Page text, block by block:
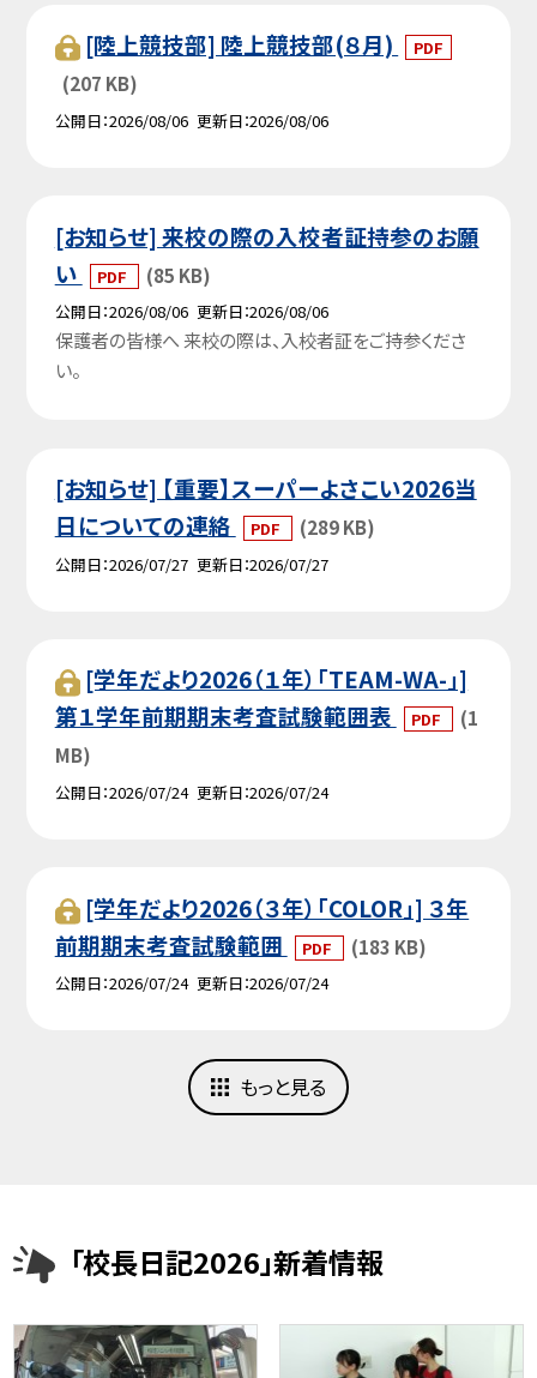
[陸上競技部] 陸上競技部(８月) PDF
(207 KB)
公開日 2026/08/06 更新日 2026/08/06
[お知らせ] 来校の際の入校者証持参のお願
い
PDF (85 KB)
公開日 2026/08/06 更新日 2026/08/06
保護者の皆様へ 来校の際は、入校者証をご持参くださ
い。
[お知らせ] 【重要】スーパーよさこい2026当
日についての連絡
PDF (289 KB)
公開日 2026/07/27 更新日 2026/07/27
[学年だより2026（１年）「TEAM-WA-」]
第１学年前期期末考査試験範囲表
PDF
(1
MB)
公開日 2026/07/24 更新日 2026/07/24
[学年だより2026（３年）「COLOR」] ３年
前期期末考査試験範囲
PDF (183 KB)
公開日 2026/07/24 更新日 2026/07/24
もっと見る
「校長日記2026」新着情報